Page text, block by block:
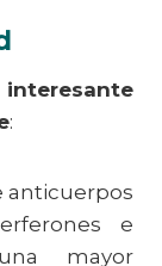
interesante
:
anticuerpos
e
mayor